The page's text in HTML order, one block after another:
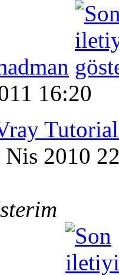
16:20
Nis 2010